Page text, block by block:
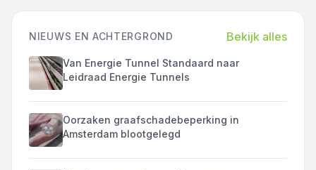
NIEUWS EN ACHTERGROND Bekijk alles
Van Energie Tunnel Standaard naar
Leidraad Energie Tunnels
Oorzaken graafschadebeperking in
Amsterdam blootgelegd